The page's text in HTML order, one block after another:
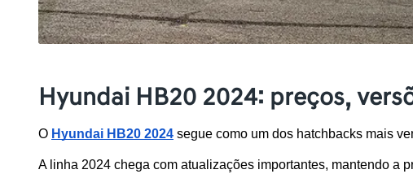
Hyundai HB20 2024: preços,
O Hyundai HB20 2024 segue como um dos hatchbacks mais
A linha 2024 chega com atualizações importantes, mantendo a